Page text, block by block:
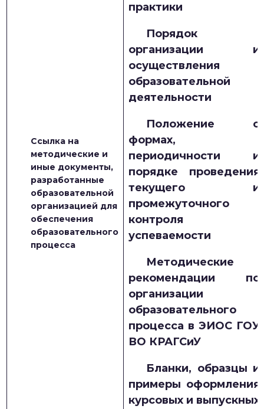
Ссылка на
методические и
иные документы,
разработанные
образовательной
организацией для
обеспечения
образовательного
процесса
практики
Порядок
организации и
осуществления
образовательной
деятельности
Положение о
формах,
периодичности и
порядке проведения
текущего и
промежуточного
контроля
успеваемости
Методические
рекомендации по
организации
образовательного
процесса в ЭИОС ГОУ
ВО КРАГСиУ
Бланки, образцы и
примеры оформления
курсовых и выпускных